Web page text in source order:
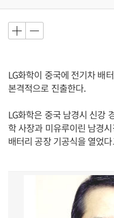
LG화학이 중국에 전기차 배
본격적으로 진출한다.
LG화학은 중국 남경시 신강
학 사장과 미유루이린 남경
배터리 공장 기공식을 열었